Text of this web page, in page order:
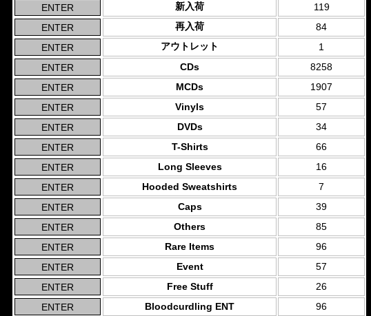
新入荷
119
再入荷
84
アウトレット
1
CDs
8258
MCDs
1907
Vinyls
57
DVDs
34
T-Shirts
66
Long Sleeves
16
Hooded Sweatshirts
7
Caps
39
Others
85
Rare Items
96
Event
57
Free Stuff
26
Bloodcurdling ENT
96